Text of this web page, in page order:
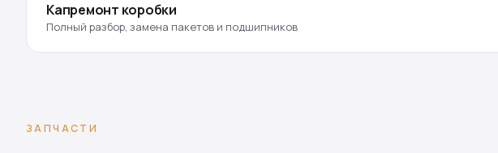
Капремонт коробки
Полный разбор, замена пакетов и подшипников
ЗАПЧАСТИ